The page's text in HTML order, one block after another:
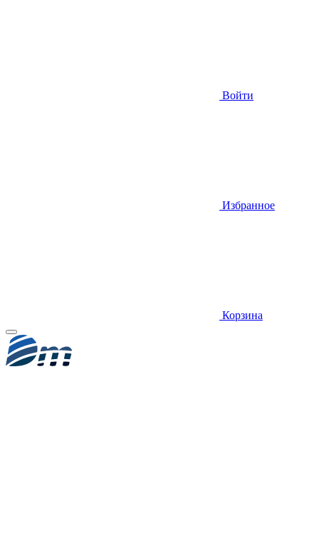
Войти
Избранное
Корзина